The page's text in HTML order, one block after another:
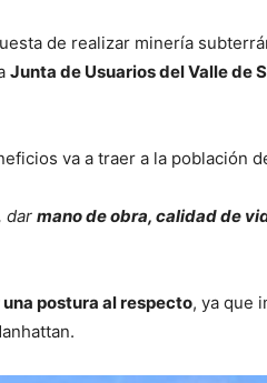
de realizar minería
Junta de Usuarios del Valle de
va a traer a la población
dar mano de obra, calidad de
postura al respecto, ya que